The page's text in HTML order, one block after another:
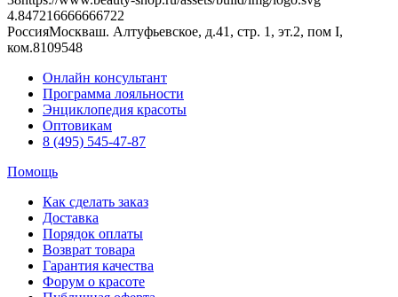
4.847216666666722
РоссияМоскваш. Алтуфьевское, д.41, стр. 1, эт.2, пом I,
ком.8109548
Онлайн консультант
Программа лояльности
Энциклопедия красоты
Оптовикам
8 (495) 545-47-87
Помощь
Как сделать заказ
Доставка
Порядок оплаты
Возврат товара
Гарантия качества
Форум о красоте